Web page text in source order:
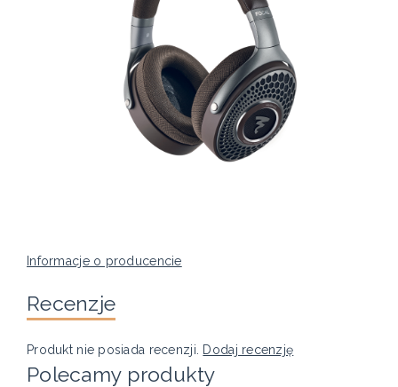
Informacje o producencie
Recenzje
Produkt nie posiada recenzji. Dodaj recenzję
Polecamy produkty